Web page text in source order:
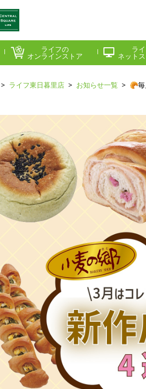
大阪府 京都府
ライフの
オンラインストア
ラ
ネット
ライフ東日暮里店 お知らせ一覧 🥐